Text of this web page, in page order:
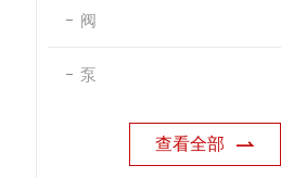
阀
泵
查看全部